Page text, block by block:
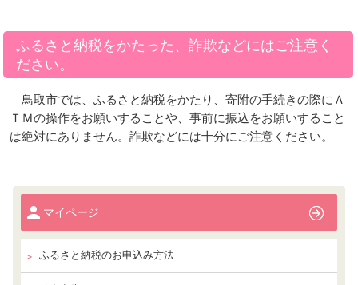
ふるさと納税をかたった、詐欺などにはご注意く
ださい。
鳥取市では、ふるさと納税をかたり、寄附の手続きの際にＡ
ＴＭの操作をお願いすることや、事前に振込をお願いすること
は絶対にありません。詐欺などには十分にご注意ください。
マイページ
ふるさと納税のお申込み方法